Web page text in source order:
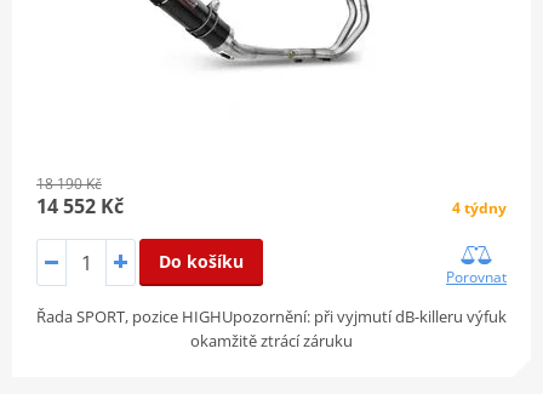
18 190 Kč
14 552 Kč 4 týdny
Do košíku
Porovnat
Řada SPORT, pozice HIGHUpozornění: při vyjmutí dB-killeru výfuk
okamžitě ztrácí záruku